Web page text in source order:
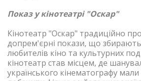
Показ у кінотеатрі "Оскар"
Кінотеатр "Оскар" традиційно
допрем'єрні покази, що збирають
любителів кіно та культурних
кінотеатр став місцем, де
українського кінематографу